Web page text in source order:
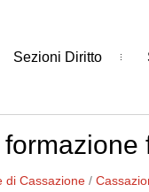
Sezioni Diritto
di Cassazione /